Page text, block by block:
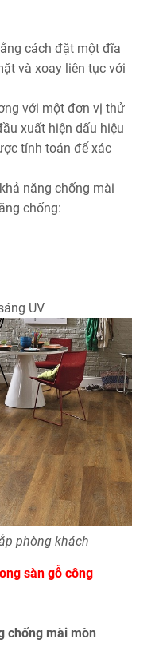
cách đặt một đĩa
và xoay liên tục với
với một đơn vị thử
xuất hiện dấu hiệu
tính toán để xác
năng chống mài
chống:
UV
phòng khách
sàn gỗ công
chống mài mòn